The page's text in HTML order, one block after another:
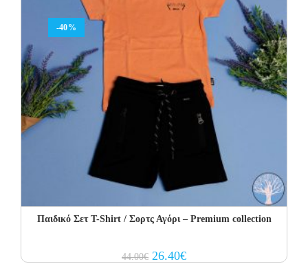
-40%
Παιδικό Σετ T-Shirt / Σορτς Αγόρι – Premium collection
44.00€ Original
26.40€Current